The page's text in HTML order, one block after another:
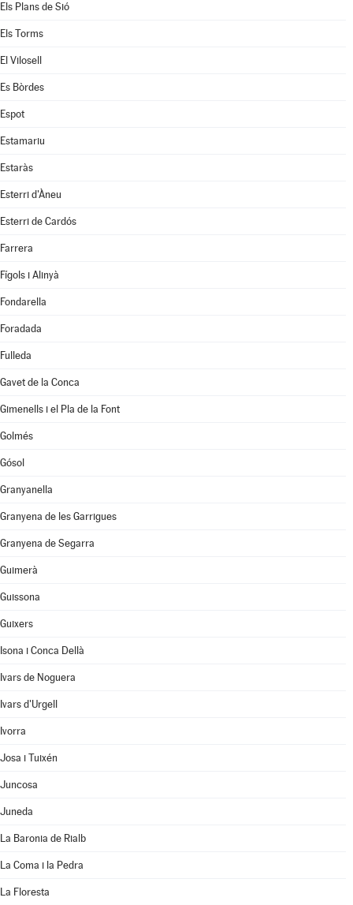
Els Plans de Sió
Els Torms
El Vilosell
Es Bòrdes
Espot
Estamariu
Estaràs
Esterri d'Àneu
Esterri de Cardós
Farrera
Fígols i Alinyà
Fondarella
Foradada
Fulleda
Gavet de la Conca
Gimenells i el Pla de la Font
Golmés
Gósol
Granyanella
Granyena de les Garrigues
Granyena de Segarra
Guimerà
Guissona
Guixers
Isona i Conca Dellà
Ivars de Noguera
Ivars d'Urgell
Ivorra
Josa i Tuixén
Juncosa
Juneda
La Baronia de Rialb
La Coma i la Pedra
La Floresta